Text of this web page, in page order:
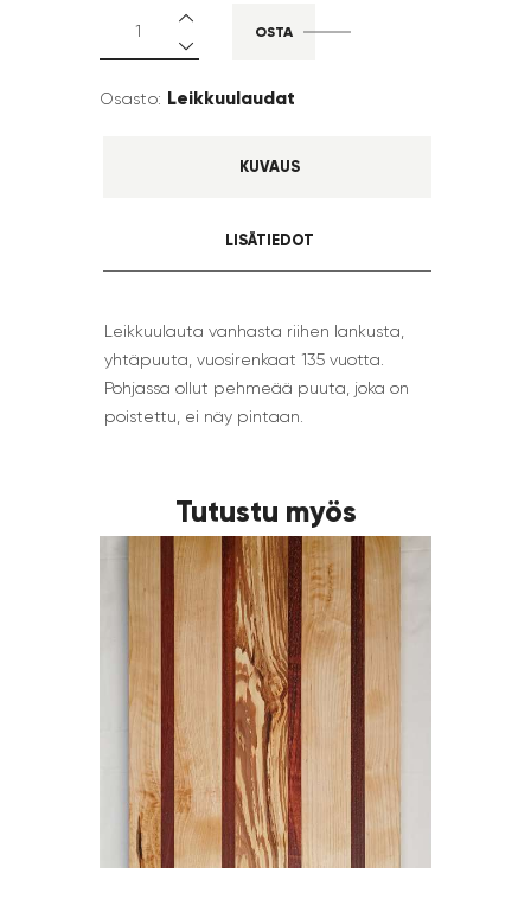
OSTA
Osasto: Leikkuulaudat
KUVAUS
LISÄTIEDOT
Leikkuulauta vanhasta riihen lankusta,
yhtäpuuta, vuosirenkaat 135 vuotta.
Pohjassa ollut pehmeää puuta, joka on
poistettu, ei näy pintaan.
Tutustu myös